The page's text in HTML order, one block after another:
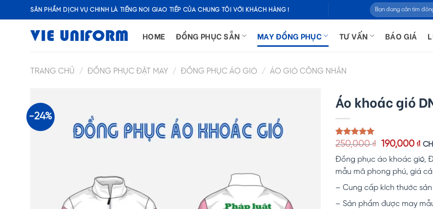
to
SẢN PHẨM DỊCH VỤ CHÍNH LÀ TIẾNG NÓI GIAO TIẾP CỦA CHÚNG TÔI VỚI KHÁCH HÀNG !
Tìm
kiếm:
HOME ĐỒNG PHỤC SẴN MAY ĐỒNG PHỤC TƯ VẤN BÁO GIÁ
TRANG CHỦ / ĐỒNG PHỤC ĐẶT MAY / ĐỒNG PHỤC ÁO GIÓ / ÁO GIÓ CÔNG NHÂN
-24%
Áo khoác gió
5.00trên 5
dựa trên
1
đánh giá
250,000₫
Giá
là:
250,000 ₫.
190,000 ₫
tại
là:
Đồng phục áo khoác gió,
mẫu mã phong phú, giá
– Cung cấp kích thước sản
– Sản phẩm được may